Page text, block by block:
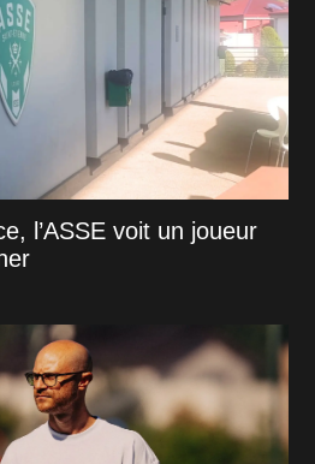
l’ASSE voit un joueur